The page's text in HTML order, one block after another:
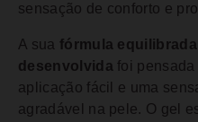
sensação de conforto e
A sua fórmula
desenvolvida foi pensada
aplicação fácil e uma
agradável na pele. O gel